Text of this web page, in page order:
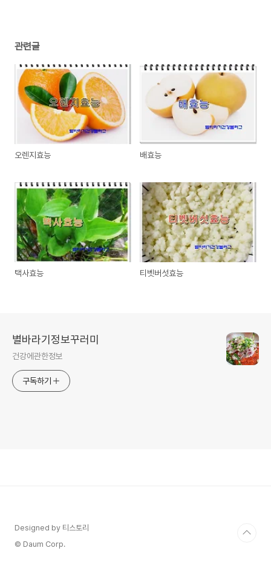
관련글
오렌지효능 배효능
택사효능 티벳버섯효능
별바라기정보꾸러미
건강에관한정보
구독하기
Designed by 티스토리
© Daum Corp.